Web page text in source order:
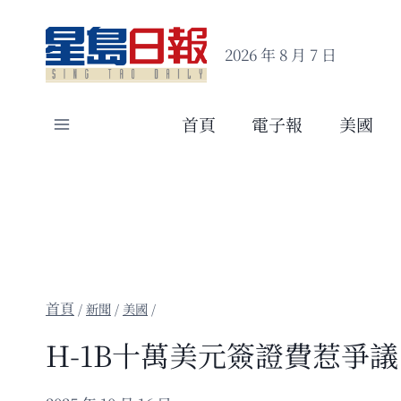
content
2026 年 8 月 7 日
首頁 電子報 美國
/新聞 / 美國 /
H-1B十萬美元簽證費惹爭